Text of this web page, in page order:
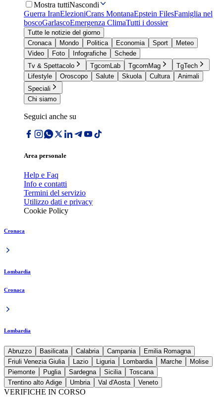
Mostra tuttiNascondi
Guerra IranElezioniCrans MontanaEpstein FilesFamiglia nel
boscoGarlascoEmergenza ClimaTutti i dossier
Tutte le notizie del giorno
Cronaca
Mondo Politica Economia Sport
Meteo
Video
Foto Infografiche
Schede
Tv & Spettacolo
TgcomLab TgcomMag
TgTech
Lifestyle
Oroscopo Salute Skuola Cultura
Animali
Speciali
Chi siamo
Seguici anche su
Area personale
Help e Faq
Info e contatti
Termini del servizio
Utilizzo dati e privacy
Cookie Policy
Cronaca
Lombardia
Cronaca
Lombardia
Abruzzo Basilicata Calabria Campania
Emilia Romagna
Friuli Venezia Giulia
Lazio Liguria Lombardia Marche
Molise
Piemonte
Puglia Sardegna Sicilia
Toscana
Trentino alto Adige
Umbria Val d'Aosta Veneto
VERIFICHE IN CORSO